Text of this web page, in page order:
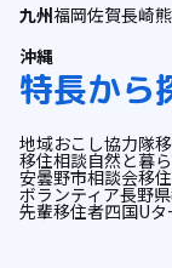
九州福岡佐賀長崎
沖縄
特長から
地域おこし協力隊
移住相談自然と暮
安曇野市相談会移
ボランティア長野県
先輩移住者四国Uタ